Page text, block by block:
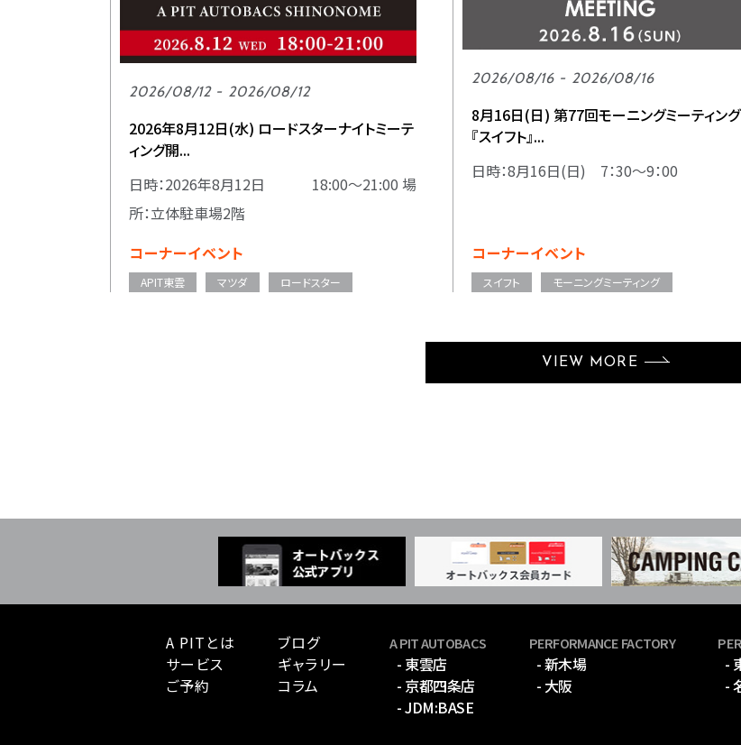
2026/08/12 - 2026/08/12
2026年8月12日(水) ロードスターナイトミーテ
ィング開...
日時：2026年8月12日 18:00～21:00 場
所：立体駐車場2階
コーナーイベント
APIT東雲 マツダ ロードスター
2026/08/16 - 2026/08/16
8月16日(日) 第77回モーニングミーティング
『スイフト』...
日時：8月16日(日) 7：30～9：00
コーナーイベント
スイフト モーニングミーティング
VIEW MORE
A PITとは
サービス
ご予約
ブログ
ギャラリー
コラム
A PIT AUTOBACS
- 東雲店
- 京都四条店
- JDM:BASE
PERFORMANCE FACTORY
- 新木場
- 大阪
-
-